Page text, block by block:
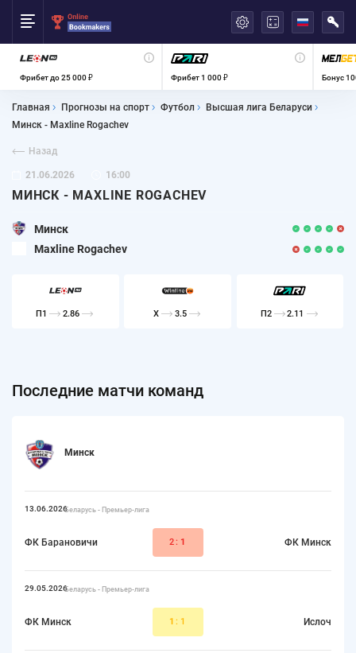
Фрибет до 25 000 ₽ Фрибет 1 000 ₽ Бонус
Главная Прогнозы на спорт Футбол
Высшая лига Беларуси
Минск - Maxline Rogachev
Назад
21.06.2026 16:00
МИНСК - MAXLINE ROGACHEV
Минск
Maxline Rogachev
П1 2.86 X 3.5 П2 2.11
Последние матчи команд
Минск
13.06.2026Беларусь - Премьер-лига
ФК Барановичи 2: 1 ФК Минск
29.05.2026Беларусь - Премьер-лига
ФК Минск 1:1 Ислоч